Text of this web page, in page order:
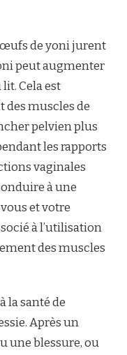
de yoni jurent
peut augmenter
Cela est
muscles de
pelvien plus
les rapports
vaginales
à une
et votre
à l’utilisation
des muscles
la santé de
Après un
une blessure, ou